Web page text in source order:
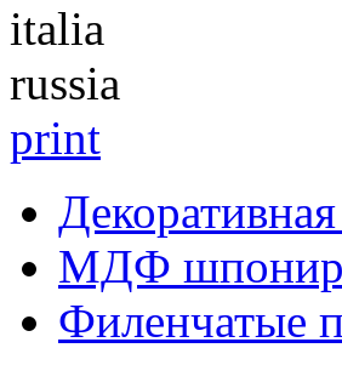
italia
russia
print
МДФ
Филенчатые